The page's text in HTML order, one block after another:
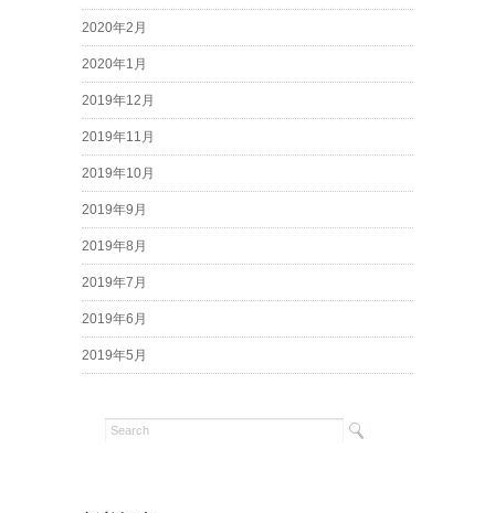
2020年2月
2020年1月
2019年12月
2019年11月
2019年10月
2019年9月
2019年8月
2019年7月
2019年6月
2019年5月